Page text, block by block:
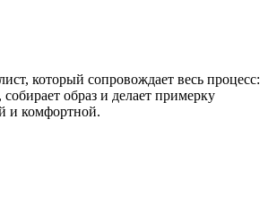
который сопровождает весь процесс:
образ и делает примерку
и комфортной.